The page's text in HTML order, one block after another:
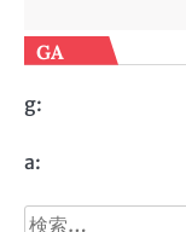
GA
g:
a:
検